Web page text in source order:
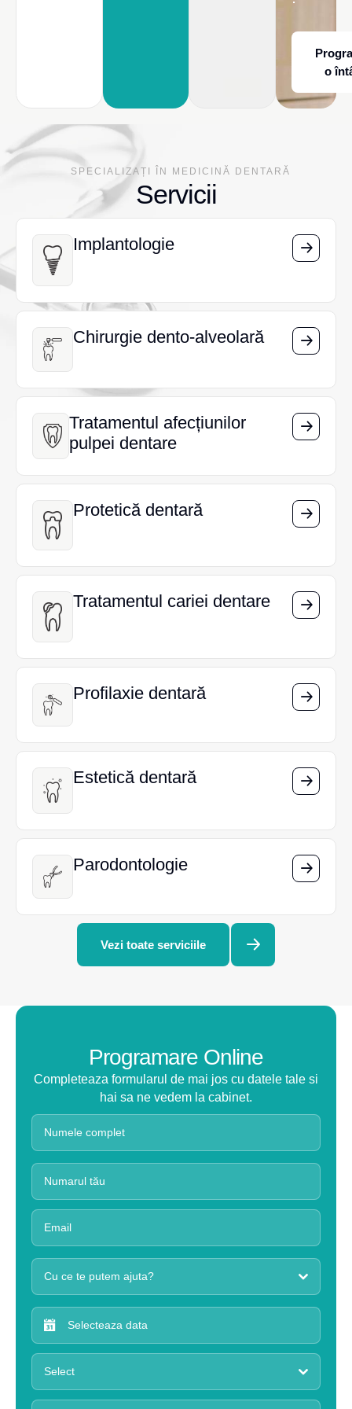
o
SPECIALIZAȚI ÎN MEDICINĂ DENTARĂ
Servicii
Implantologie
Implantologie
Chirurgie dento-alveolară
Chirurgie dento-alveolară
Tratamentul afecțiunilor
pulpei dentare
Tratamentul afecțiunilor
pulpei dentare
Protetică dentară
Protetică dentară
Tratamentul cariei dentare
Tratamentul cariei dentare
Profilaxie dentară
Profilaxie dentară
Estetică dentară
Estetică dentară
Parodontologie
Parodontologie
Vezi toate serviciile
Programare Online
Completeaza formularul de mai jos cu datele tale si
hai sa ne vedem la cabinet.
Cu ce te putem ajuta?
Select